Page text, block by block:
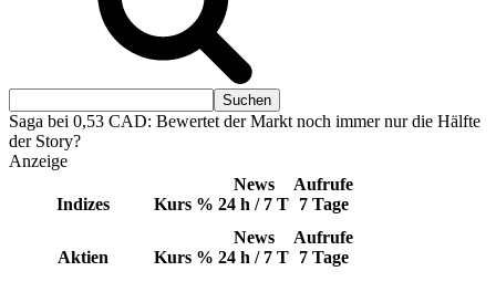
Saga bei 0,53 CAD: Bewertet der Markt noch immer nur die Hälfte
der Story?
Anzeige
Indizes Kurs %
News
24 h / 7 T
Aufrufe
7 Tage
Aktien Kurs %
News
24 h / 7 T
Aufrufe
7 Tage